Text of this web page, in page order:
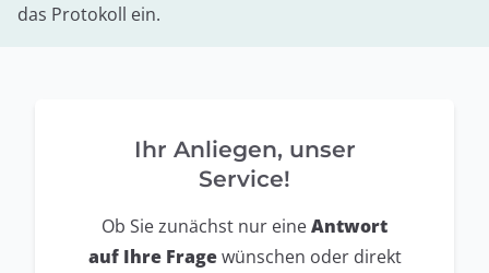
das Protokoll ein.
Ihr Anliegen, unser
Service!
Ob Sie zunächst nur eineAntwort
auf Ihre Fragewünschen oder direkt